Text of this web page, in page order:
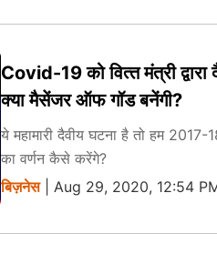
Covid-19 को वित्‍त मंत्री द्वारा
क्‍या मैसेंजर ऑफ गॉड बनेंगी?
ये महामारी दैवीय घटना है तो हम
का वर्णन कैसे करेंगे?
बिज़नेस| Aug 29, 2020, 12:54